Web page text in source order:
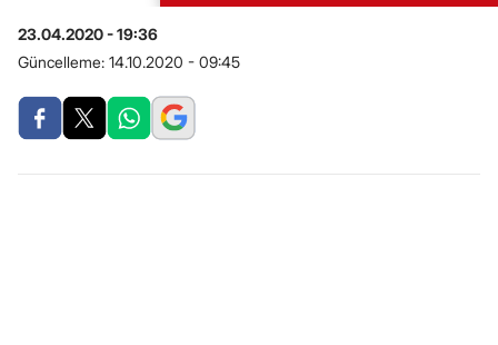
23.04.2020 - 19:36
Güncelleme: 14.10.2020 - 09:45